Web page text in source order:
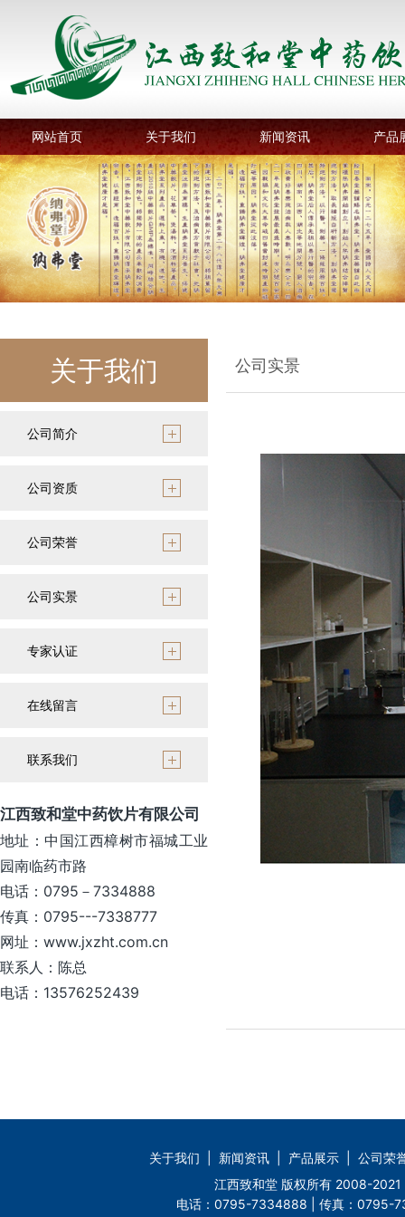
网站首页 关于我们 新闻资讯 产品
关于我们
公司简介
公司资质
公司荣誉
公司实景
专家认证
在线留言
联系我们
江西致和堂中药饮片有限公司
地址：中国江西樟树市福城工业
园南临药市路
电话：0795－7334888
传真：0795---7338777
网址：www.jxzht.com.cn
联系人：陈总
电话：13576252439
公司实景
关于我们 新闻资讯 产品展示
公司荣
江西致和堂 版权所有 2008-
电话：0795-7334888 | 传真：0795-